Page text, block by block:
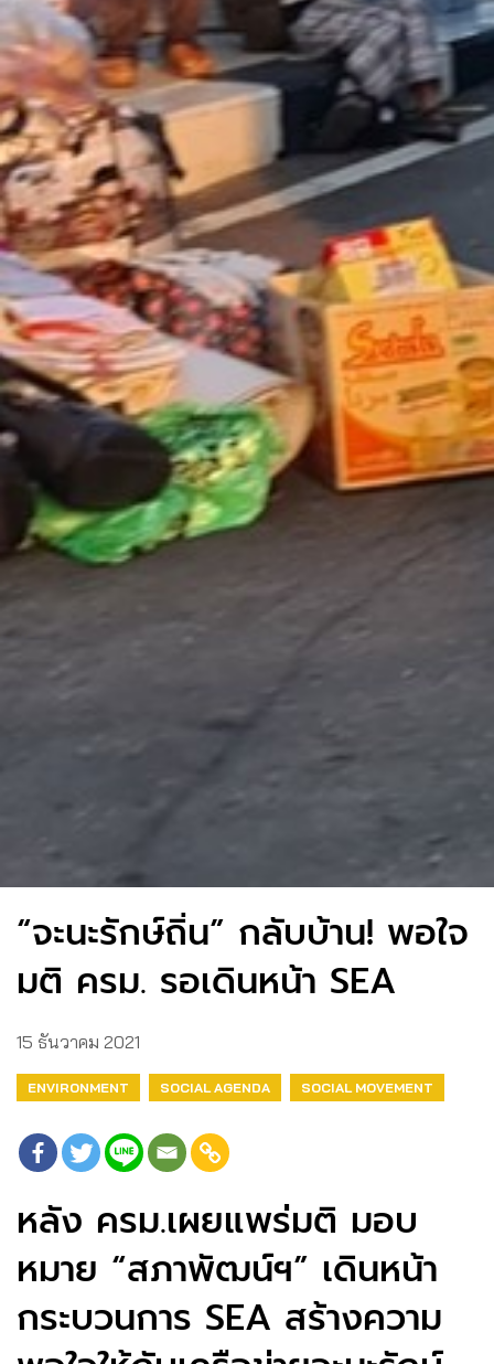
“จะนะรักษ์ถิ่น” กลับบ้าน! พอใจ
มติ ครม. รอเดินหน้า SEA
15 ธันวาคม 2021
ENVIRONMENT SOCIAL AGENDA SOCIAL MOVEMENT
หลัง ครม.เผยแพร่มติ มอบ
หมาย “สภาพัฒน์ฯ” เดินหน้า
กระบวนการ SEA สร้างความ